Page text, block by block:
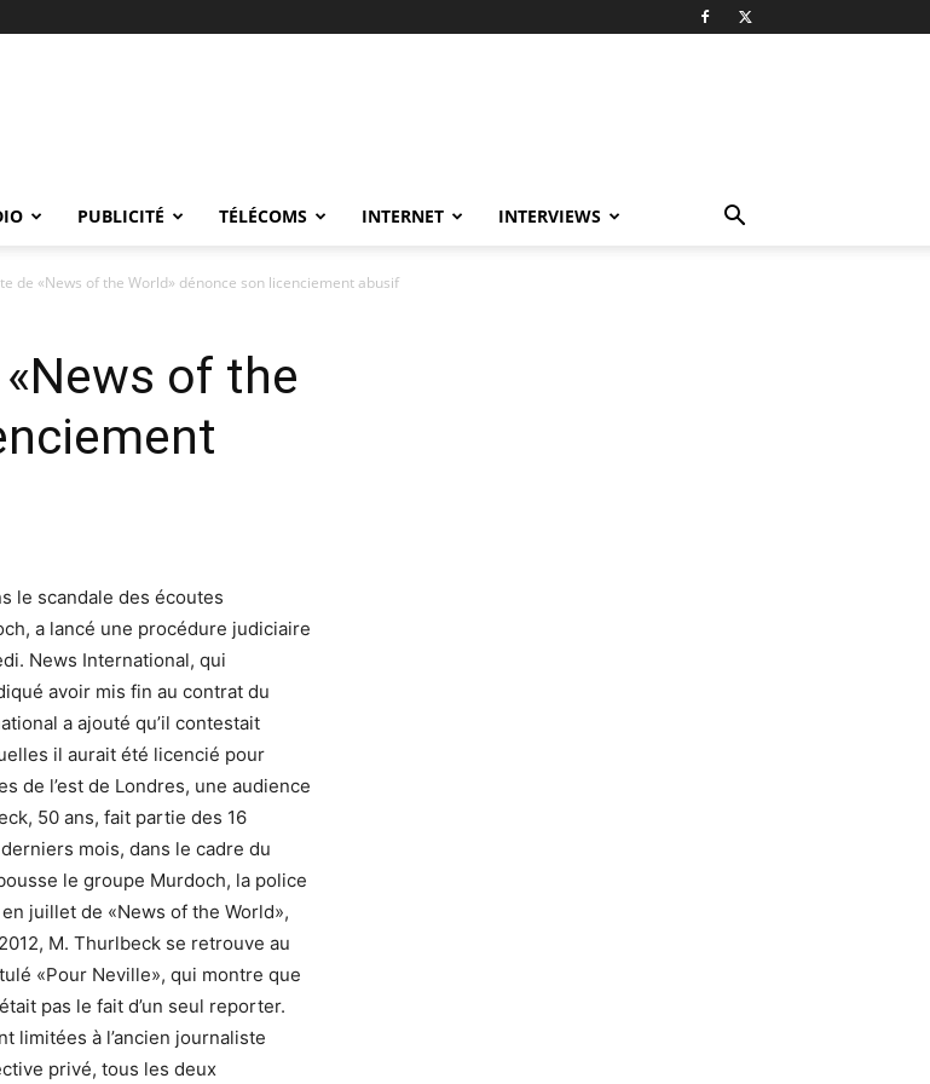
PUBLICITÉ TÉLÉCOMS INTERNET INTERVIEWS
de «News of the World» dénonce son licenciement abusif
of the
le scandale des écoutes
a lancé une procédure judiciaire
News International, qui
avoir mis fin au contrat du
a ajouté qu’il contestait
il aurait été licencié pour
de l’est de Londres, une audience
50 ans, fait partie des 16
mois, dans le cadre du
le groupe Murdoch, la police
juillet de «News of the World»,
M. Thurlbeck se retrouve au
«Pour Neville», qui montre que
pas le fait d’un seul reporter.
limitées à l’ancien journaliste
privé, tous les deux